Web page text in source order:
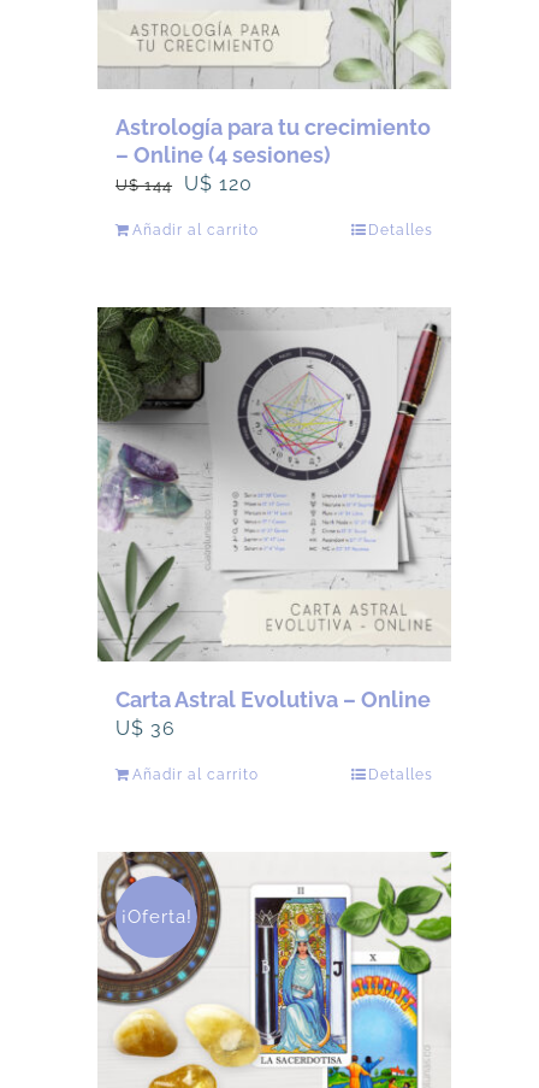
Astrología para tu crecimiento
– Online (4 sesiones)
U$144
El
U$
144.
U$120
U$
Añadir al carrito Detalles
Carta Astral Evolutiva – Online
U$ 36
Añadir al carrito Detalles
¡Oferta!